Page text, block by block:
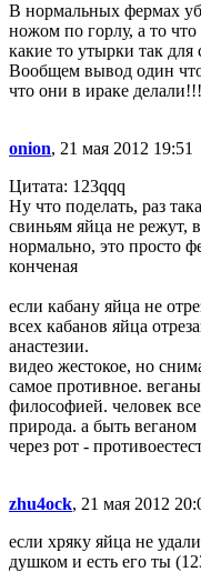
В нормальных фермах
ножом по горлу, а то что
какие то утырки так
Вообщем вывод один
что они в ираке делали!!!
onion, 21 мая 2012 19:51
Цитата: 123qqq
Ну что поделать, раз
свиньям яйца не режут,
нормально, это просто
конченая
если кабану яйца не
всех кабанов яйца
анастезии.
видео жестокое, но
самое противное.
философией. человек
природа. а быть
через рот -
zhu4ock, 21 мая 2012
если хряку яйца не
душком и есть его ты